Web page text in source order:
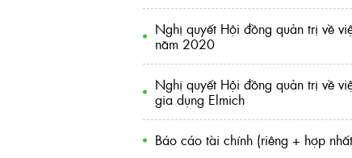
Nghị quyết Hội đồng quản trị về
năm 2020
Nghị quyết Hội đồng quản trị về
gia dụng Elmich
Báo cáo tài chính (riêng + hợp